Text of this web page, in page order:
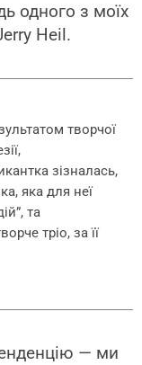
одного з моїх
Heil.
творчої
зізналась,
яка для неї
та
тріо, за її
— ми